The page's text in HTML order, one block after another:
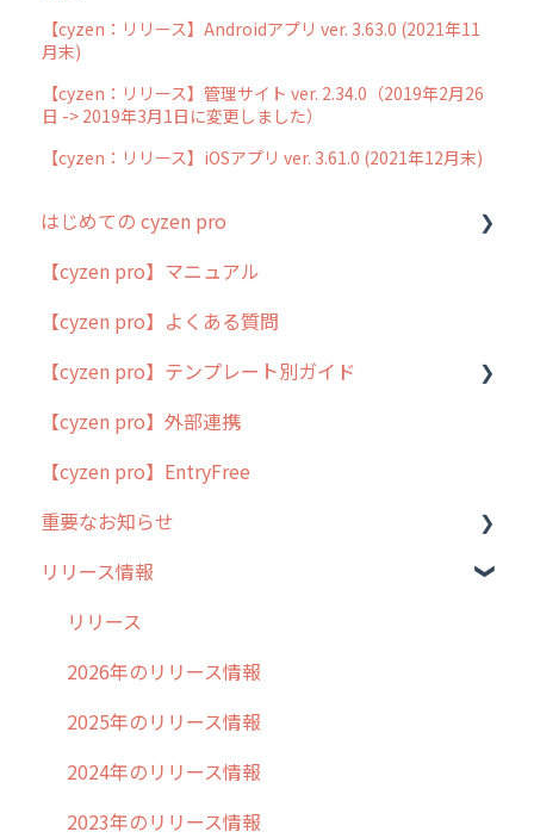
【cyzen：リリース】Androidアプリ ver. 3.63.0 (2021年11
月末)
【cyzen：リリース】管理サイト ver. 2.34.0（2019年2月26
日 -> 2019年3月1日に変更しました）
【cyzen：リリース】iOSアプリ ver. 3.61.0 (2021年12月末)
はじめての cyzen pro
cyzen pro とは？
簡易マニュアル
cyzen proの位置情報取得について
用語集
よくある質問
【cyzen pro】マニュアル
【cyzen pro】よくある質問
【cyzen pro】テンプレート別ガイド
ポスティング
ラウンダー
メンテナンス
外廻り営業
清掃
不動産
【cyzen pro】外部連携
【cyzen pro】EntryFree
重要なお知らせ
過去の重要なお知らせ
障害情報
リリース情報
リリース
2026年のリリース情報
2025年のリリース情報
2024年のリリース情報
2023年のリリース情報